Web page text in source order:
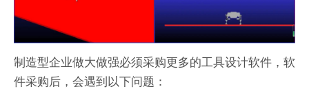
制造型企业做大做强必须采购更多的工具设计软件，软
件采购后，会遇到以下问题：